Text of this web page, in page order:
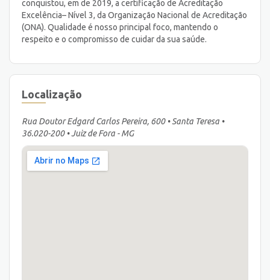
conquistou, em de 2019, a certificação de Acreditação
Excelência– Nível 3, da Organização Nacional de Acreditação
(ONA). Qualidade é nosso principal foco, mantendo o
respeito e o compromisso de cuidar da sua saúde.
Localização
Rua Doutor Edgard Carlos Pereira, 600 • Santa Teresa •
36.020-200 • Juiz de Fora - MG